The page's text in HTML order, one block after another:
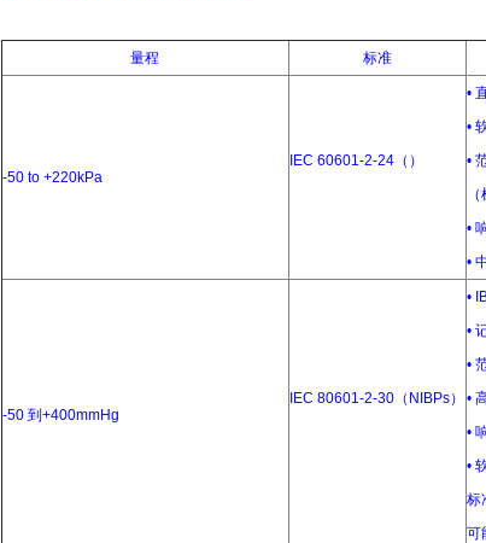
量程 标准
-50 to +220kPa
IEC 60601-2-24（）
•
•
•
•
•
-50 到+400mmHg
IEC 80601-2-30（NIBPs）
•
•
•
•
•
•
标
可